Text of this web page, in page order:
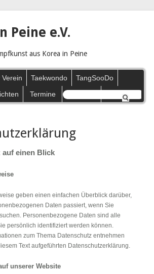
Peine e.V.
aus Korea in Peine
Verein Taekwondo
TangSooDo
Termine
auf einen Blick
geben einen einfachen Überblick darüber,
Daten passiert, wenn Sie
Personenbezogene Daten sind alle
persönlich identifiziert werden können.
zum Thema Datenschutz entnehmen
Text aufgeführten Datenschutzerklärung.
unserer Website